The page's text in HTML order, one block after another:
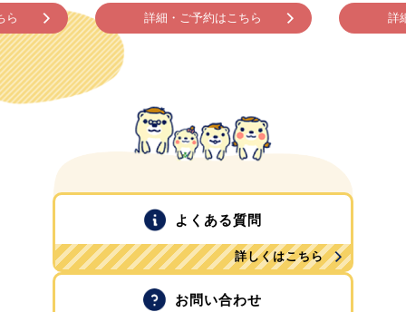
ら 詳細・ご予約はこちら 詳
よくある質問
詳しくはこちら
お問い合わせ